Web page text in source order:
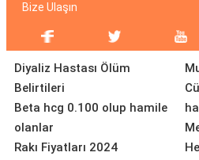
Bize Ulaşın
Diyaliz Hastası Ölüm
Belirtileri
Beta hcg 0.100 olup hamile
olanlar
Rakı Fiyatları 2024